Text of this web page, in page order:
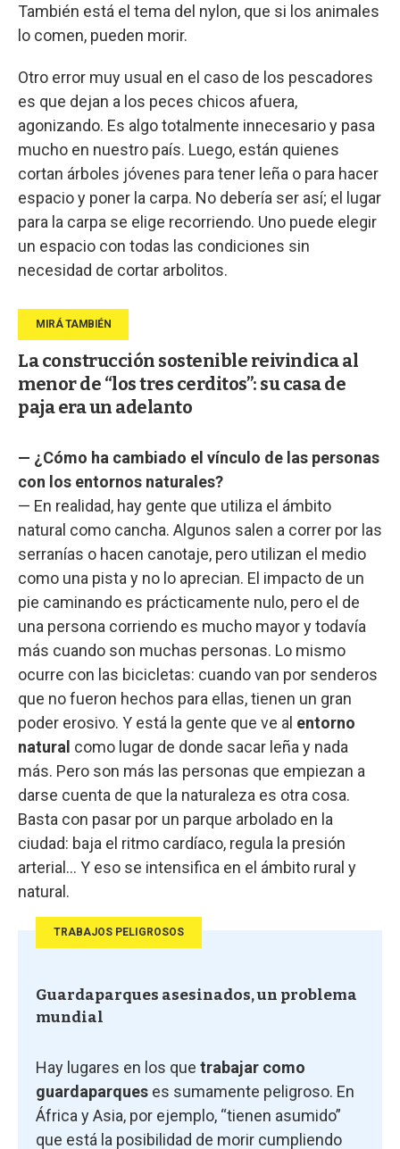
También está el tema del nylon, que si los animales
lo comen, pueden morir.
Otro error muy usual en el caso de los pescadores
es que dejan a los peces chicos afuera,
agonizando. Es algo totalmente innecesario y pasa
mucho en nuestro país. Luego, están quienes
cortan árboles jóvenes para tener leña o para hacer
espacio y poner la carpa. No debería ser así; el lugar
para la carpa se elige recorriendo. Uno puede elegir
un espacio con todas las condiciones sin
necesidad de cortar arbolitos.
La construcción sostenible reivindica al
menor de “los tres cerditos”: su casa de
paja era un adelanto
— ¿Cómo ha cambiado el vínculo de las personas
con los entornos naturales?
— En realidad, hay gente que utiliza el ámbito
natural como cancha. Algunos salen a correr por las
serranías o hacen canotaje, pero utilizan el medio
como una pista y no lo aprecian. El impacto de un
pie caminando es prácticamente nulo, pero el de
una persona corriendo es mucho mayor y todavía
más cuando son muchas personas. Lo mismo
ocurre con las bicicletas: cuando van por senderos
que no fueron hechos para ellas, tienen un gran
poder erosivo. Y está la gente que ve al entorno
natural como lugar de donde sacar leña y nada
más. Pero son más las personas que empiezan a
darse cuenta de que la naturaleza es otra cosa.
Basta con pasar por un parque arbolado en la
ciudad: baja el ritmo cardíaco, regula la presión
arterial… Y eso se intensifica en el ámbito rural y
natural.
TRABAJOS PELIGROSOS
Guardaparques asesinados, un problema
mundial
Hay lugares en los que trabajar como
guardaparques es sumamente peligroso. En
África y Asia, por ejemplo, “tienen asumido”
que está la posibilidad de morir cumpliendo